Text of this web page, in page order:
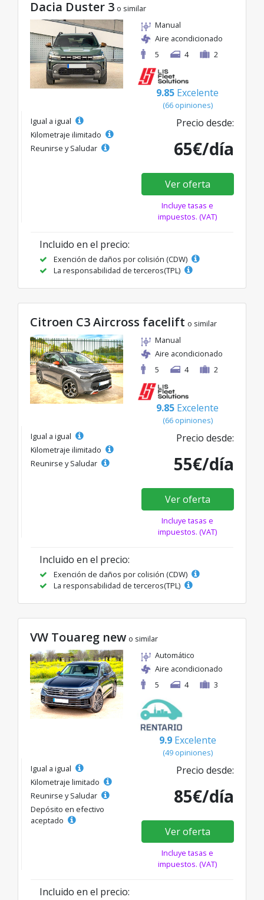
Dacia Duster 3 o similar
Manual
Aire acondicionado
5
4 2
9.85 Excelente
(66 opiniones)
Igual a igual
Kilometraje ilimitado
Reunirse y Saludar
Precio desde:
65€/día
Ver oferta
Incluye tasas e
impuestos. (VAT)
Incluido en el precio:
Exención de daños por colisión (CDW)
La responsabilidad de terceros(TPL)
Citroen C3 Aircross facelift o similar
Manual
Aire acondicionado
5
4 2
9.85 Excelente
(66 opiniones)
Igual a igual
Kilometraje ilimitado
Reunirse y Saludar
Precio desde:
55€/día
Ver oferta
Incluye tasas e
impuestos. (VAT)
Incluido en el precio:
Exención de daños por colisión (CDW)
La responsabilidad de terceros(TPL)
VW Touareg new o similar
Automático
Aire acondicionado
5
4 3
9.9 Excelente
(49 opiniones)
Igual a igual
Kilometraje limitado
Reunirse y Saludar
Depósito en efectivo
aceptado
Precio desde:
85€/día
Ver oferta
Incluye tasas e
impuestos. (VAT)
Incluido en el precio: